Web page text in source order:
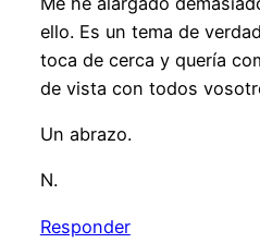
ello. Es un tema de
toca de cerca y quería
de vista con todos
Un abrazo.
N.
Responder